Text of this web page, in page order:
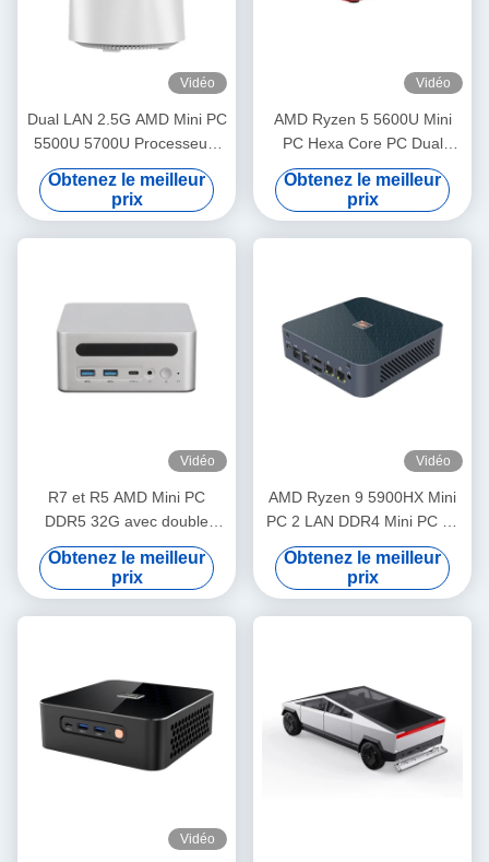
Vidéo
Dual LAN 2.5G AMD Mini PC
5500U 5700U Processeurs
DDR4 32G NAS Mini PC
Obtenez le meilleur
prix
Vidéo
AMD Ryzen 5 5600U Mini
PC Hexa Core PC Dual
Ethernet Dual Channel
DDR4 Pour les jeux vidéo
Obtenez le meilleur
prix
Vidéo
R7 et R5 AMD Mini PC
DDR5 32G avec double
Ethernet 2.5G et WiFi6
Obtenez le meilleur
prix
Vidéo
AMD Ryzen 9 5900HX Mini
PC 2 LAN DDR4 Mini PC de
jeu avec ventilateur à large
débit
Obtenez le meilleur
prix
Vidéo